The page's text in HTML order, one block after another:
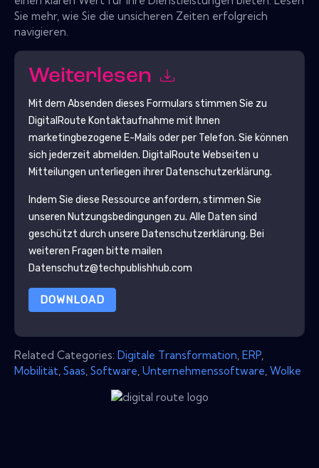
Sie mehr, wie Sie die unsicheren Zeiten erfolgreich
navigieren.
Weiterlesen
Mit dem Absenden dieses Formulars stimmen Sie zu
DigitalRoute Kontaktaufnahme mit Ihnen
marketingbezogene E-Mails oder per Telefon. Sie können
sich jederzeit abmelden. DigitalRoute Webseiten u
Mitteilungen unterliegen ihrer Datenschutzerklärung.
Indem Sie diese Ressource anfordern, stimmen Sie
unseren Nutzungsbedingungen zu. Alle Daten sind
geschützt durch unsere Datenschutzerklärung. Bei
weiteren Fragen bitte mailen
Datenschutz@techpublishhub.com
DOWNLOAD
Related Categories: Digitale Transformation ERP
Mobilität Saas Software Unternehmenssoftware Wolke